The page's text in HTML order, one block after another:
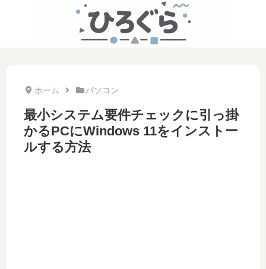
ホーム パソコン
最小システム要件チェックに引っ掛
かるPCにWindows 11をインストー
ルする方法